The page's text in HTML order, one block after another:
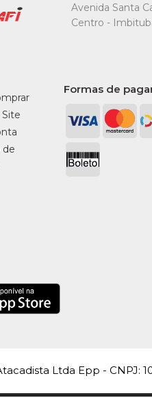
Avenida Santa
Centro -
de
Formas de
Ltda Epp - CNPJ: